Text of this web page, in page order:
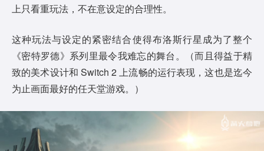
上只看重玩法，不在意设定的合理性。
这种玩法与设定的紧密结合使得布洛斯行星成为了整个
《密特罗德》系列里最令我难忘的舞台。（而且得益于精
致的美术设计和 Switch 2 上流畅的运行表现，这也是迄今
为止画面最好的任天堂游戏。）